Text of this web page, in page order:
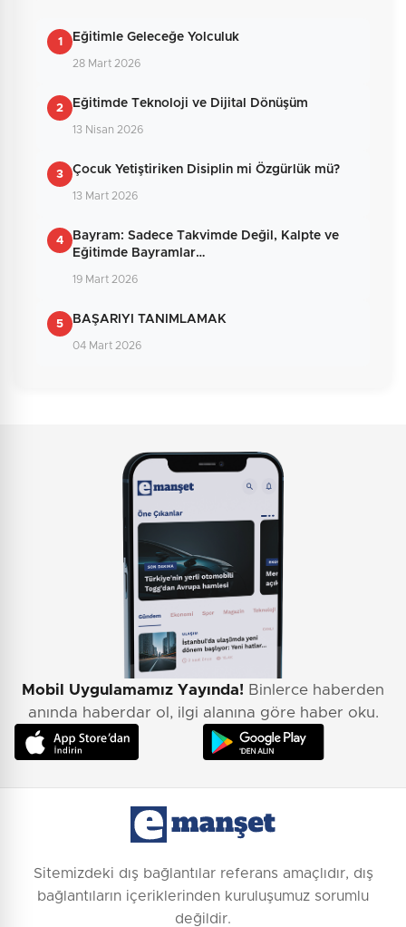
Güvenlik Sorusu:
1 Eğitimle Geleceğe Yolculuk
28 Mart 2026
2 Eğitimde Teknoloji ve Dijital Dönüşüm
13 Nisan 2026
3 Çocuk Yetiştiriken Disiplin mi Özgürlük mü?
13 Mart 2026
4
Bayram: Sadece Takvimde Değil, Kalpte ve
Eğitimde Bayramlar…
19 Mart 2026
5 BAŞARIYI TANIMLAMAK
04 Mart 2026
Mobil Uygulamamız Yayında! Binlerce haberden
anında haberdar ol, ilgi alanına göre haber oku.
Sitemizdeki dış bağlantılar referans amaçlıdır, dış
bağlantıların içeriklerinden kuruluşumuz sorumlu
değildir.